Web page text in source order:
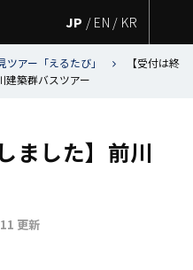
ツアー「えるたび」
【受付は終
建築群バスツアー
ました】前川
更新
JP / EN / KR